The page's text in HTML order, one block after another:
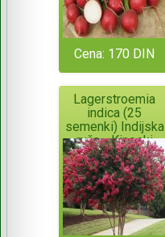
Cena: 170 DIN
Lagerstroemia
indica (25
semenki) Indijska
ruža - Kineski
jorgovan